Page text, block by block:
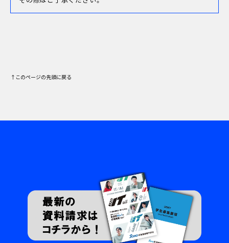
↑このページの先頭に戻る